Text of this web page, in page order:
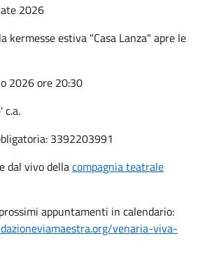
2026
kermesse estiva "Casa Lanza" apre le
2026 ore 20:30
c.a.
3392203991
dal vivo dellacompagnia teatrale
appuntamenti in calendario:
venaria-viva-